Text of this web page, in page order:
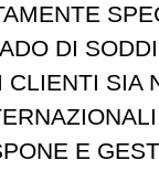
DI
CLIENTI SIA
E